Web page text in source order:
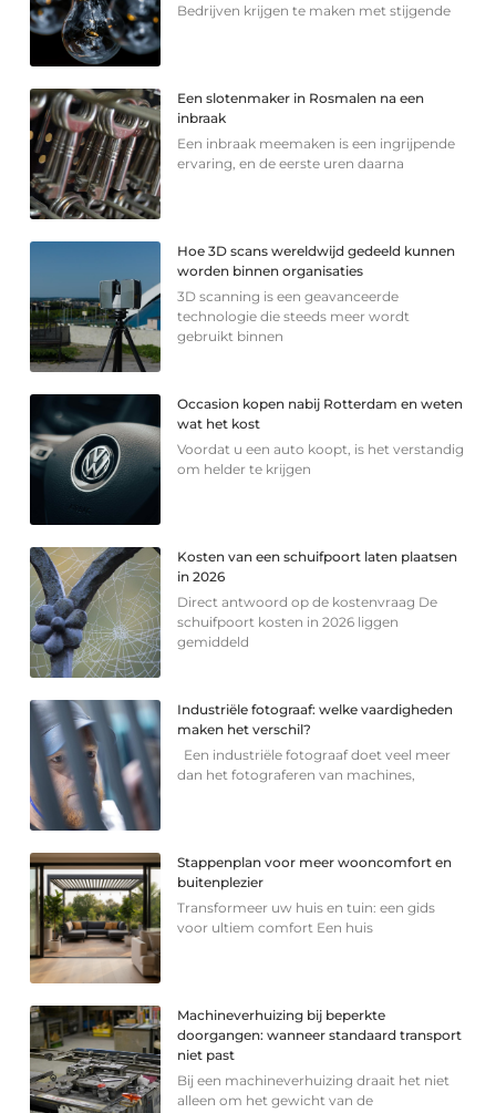
Bedrijven krijgen te maken met stijgende
Een slotenmaker in Rosmalen na een
inbraak
Een inbraak meemaken is een ingrijpende
ervaring, en de eerste uren daarna
Hoe 3D scans wereldwijd gedeeld kunnen
worden binnen organisaties
3D scanning is een geavanceerde
technologie die steeds meer wordt
gebruikt binnen
Occasion kopen nabij Rotterdam en weten
wat het kost
Voordat u een auto koopt, is het verstandig
om helder te krijgen
Kosten van een schuifpoort laten plaatsen
in 2026
Direct antwoord op de kostenvraag De
schuifpoort kosten in 2026 liggen
gemiddeld
Industriële fotograaf: welke vaardigheden
maken het verschil?
Een industriële fotograaf doet veel meer
dan het fotograferen van machines,
Stappenplan voor meer wooncomfort en
buitenplezier
Transformeer uw huis en tuin: een gids
voor ultiem comfort Een huis
Machineverhuizing bij beperkte
doorgangen: wanneer standaard transport
niet past
Bij een machineverhuizing draait het niet
alleen om het gewicht van de